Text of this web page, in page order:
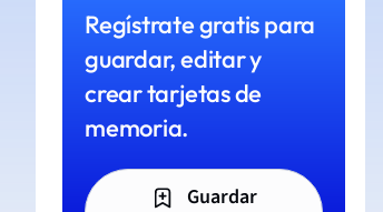
Regístrate gratis para
guardar, editar y
crear tarjetas de
memoria.
Guardar